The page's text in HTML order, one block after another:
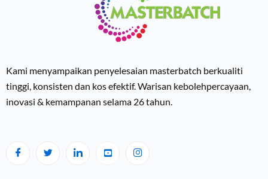
Kami menyampaikan penyelesaian masterbatch berkualiti
tinggi, konsisten dan kos efektif. Warisan kebolehpercayaan,
inovasi & kemampanan selama 26 tahun.